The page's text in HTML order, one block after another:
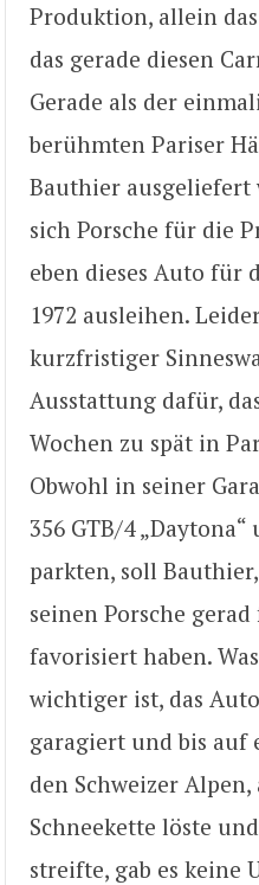
Produktion, allein
das gerade diesen
Gerade als der
berühmten Pariser
Bauthier ausgeliefert
sich Porsche für die
eben dieses Auto für
1972 ausleihen.
kurzfristiger
Ausstattung dafür,
Wochen zu spät in
Obwohl in seiner
356 GTB/4
parkten, soll
seinen Porsche
favorisiert haben.
wichtiger ist, das
garagiert und bis auf
den Schweizer Alpen,
Schneekette löste
streifte, gab es keine